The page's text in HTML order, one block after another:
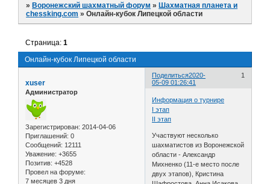
»Воронежский шахматный форум »Шахматная планета и
chessking.com »Онлайн-кубок Липецкой области
Онлайн-кубок Липецкой области
Страница:1
Поделиться 1
2020-
05-09 01:26:41
xuser
Администратор
Зарегистрирован: 2014-04-06
Приглашений: 0
Сообщений: 12111
Уважение: +3655
Позитив: +4528
Провел на форуме:
7 месяцев 3 дня
Информация о турнире
I этап
II этап
Участвуют несколько
шахматистов из Воронежской
области - Александр
Михненко (11-е место после
двух этапов), Кристина